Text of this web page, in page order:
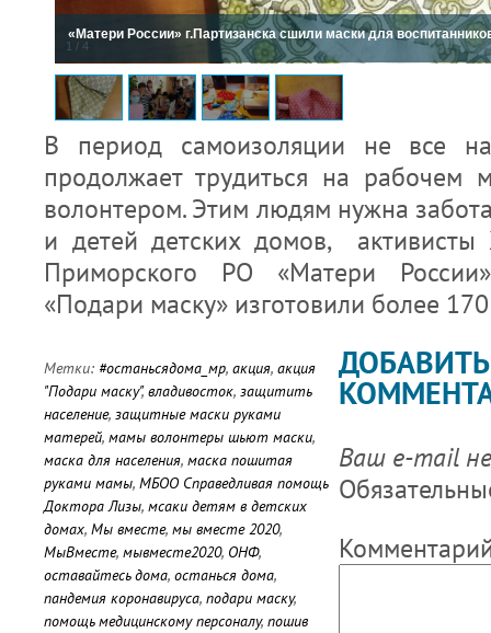
1 / 4
«Матери России» г.Партизанска сшили маски для
В период самоизоляции не все
продолжает трудиться на рабочем
волонтером. Этим людям нужна
и детей детских домов,
Приморского РО «Матери
«Подари маску» изготовили более
Метки: #останьсядома_мр, акция, акция
"Подари маску",владивосток, защитить
население, защитные маски руками
матерей, мамы волонтеры шьют маски,
маска для населения, маска пошитая
руками мамы, МБОО Справедливая помощь
Доктора Лизы, мсаки детям в детских
домах, Мы вместе, мы вместе 2020,
МыВместе, мывместе2020, ОНФ,
оставайтесь дома, останься дома,
пандемия коронавируса, подари маску,
помощь медицинскому персоналу, пошив
ДОБАВИТЬ
Ваш e-mail